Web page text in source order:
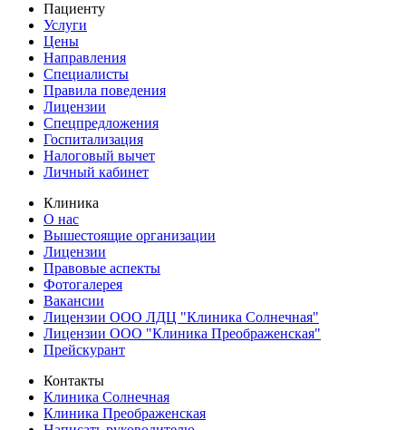
Пациенту
Услуги
Цены
Направления
Специалисты
Правила поведения
Лицензии
Спецпредложения
Госпитализация
Налоговый вычет
Личный кабинет
Клиника
О нас
Вышестоящие организации
Лицензии
Правовые аспекты
Фотогалерея
Вакансии
Лицензии ООО ЛДЦ "Клиника Солнечная"
Лицензии ООО "Клиника Преображенская"
Прейскурант
Контакты
Клиника Солнечная
Клиника Преображенская